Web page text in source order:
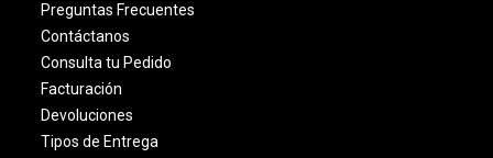
Preguntas Frecuentes
Contáctanos
Consulta tu Pedido
Facturación
Devoluciones
Tipos de Entrega